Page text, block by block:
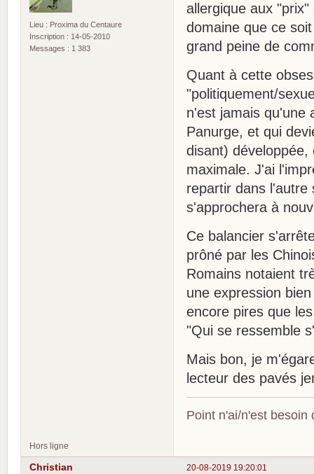
Lieu : Proxima du Centaure
Inscription : 14-05-2010
Messages : 1 383
allergique aux
domaine que ce
grand peine de
Quant à cette
"politiquement/
n'est jamais qu'une
Panurge, et qui
disant)
maximale. J'ai
repartir dans l'autre
s'approchera à
Ce balancier
prôné par les
Romains notaient
une expression
encore pires que
"Qui se ressemble
Mais bon, je
lecteur des pavés
Point n'ai/n'est besoin
Hors ligne
20-08-2019 19:20:01
Christian